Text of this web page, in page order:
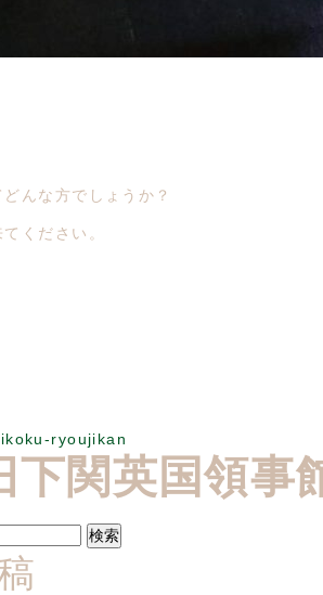
んな方でしょうか？
ください。
ryoujikan
下関英国領